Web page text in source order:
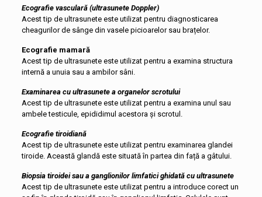
Ecografie vasculară (ultrasunete Doppler)
Acest tip de ultrasunete este utilizat pentru diagnosticarea
cheagurilor de sânge din vasele picioarelor sau brațelor.
Ecografie mamară
Acest tip de ultrasunete este utilizat pentru a examina structura
internă a unuia sau a ambilor sâni.
Examinarea cu ultrasunete a organelor scrotului
Acest tip de ultrasunete este utilizat pentru a examina unul sau
ambele testicule, epididimul acestora și scrotul.
Ecografie tiroidiană
Acest tip de ultrasunete este utilizat pentru examinarea glandei
tiroide. Această glandă este situată în partea din față a gâtului.
Biopsia tiroidei sau a ganglionilor limfatici ghidată cu ultrasunete
Acest tip de ultrasunete este utilizat pentru a introduce corect un